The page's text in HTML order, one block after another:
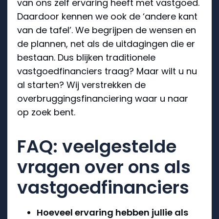
van ons zelf ervaring heeft met vastgoed.
Daardoor kennen we ook de ‘andere kant
van de tafel’. We begrijpen de wensen en
de plannen, net als de uitdagingen die er
bestaan. Dus blijken traditionele
vastgoedfinanciers traag? Maar wilt u nu
al starten? Wij verstrekken de
overbruggingsfinanciering waar u naar
op zoek bent.
FAQ: veelgestelde
vragen over ons als
vastgoedfinanciers
Hoeveel ervaring hebben jullie als